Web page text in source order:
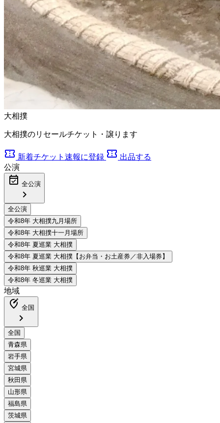
大相撲
大相撲のリセールチケット・譲ります
confirmation_number 新着チケット速報に登録 confirmation_number 出品する
公演
event_available 全公演
chevron_right
地域
edit_location_alt 全国
chevron_right